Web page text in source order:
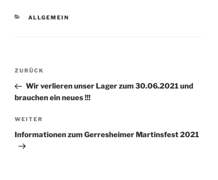
KATEGORIEN
ALLGEMEIN
Beitragsnavigation
Vorheriger
Beitrag
ZURÜCK
Wir verlieren unser Lager zum 30.06.2021 und
brauchen ein neues !!!
Nächster
Beitrag
WEITER
Informationen zum Gerresheimer Martinsfest 2021